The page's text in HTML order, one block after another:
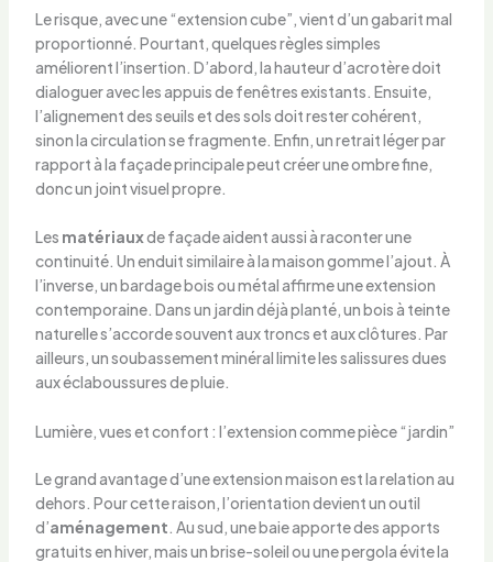
Le risque, avec une “extension cube”, vient d’un gabarit mal
proportionné. Pourtant, quelques règles simples
améliorent l’insertion. D’abord, la hauteur d’acrotère doit
dialoguer avec les appuis de fenêtres existants. Ensuite,
l’alignement des seuils et des sols doit rester cohérent,
sinon la circulation se fragmente. Enfin, un retrait léger par
rapport à la façade principale peut créer une ombre fine,
donc un joint visuel propre.
Les matériauxde façade aident aussi à raconter une
continuité. Un enduit similaire à la maison gomme l’ajout. À
l’inverse, un bardage bois ou métal affirme une extension
contemporaine. Dans un jardin déjà planté, un bois à teinte
naturelle s’accorde souvent aux troncs et aux clôtures. Par
ailleurs, un soubassement minéral limite les salissures dues
aux éclaboussures de pluie.
Lumière, vues et confort : l’extension comme pièce “jardin”
Le grand avantage d’une extension maison est la relation au
dehors. Pour cette raison, l’orientation devient un outil
d’aménagement. Au sud, une baie apporte des apports
gratuits en hiver, mais un brise-soleil ou une pergola évite la